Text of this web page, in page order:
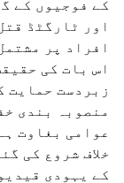
کے فوجیوں کے
اور ٹارگٹڈ
افراد پر
اس بات کی
زبردست حمایت
منصوبہ بندی
عوامی بغاوت